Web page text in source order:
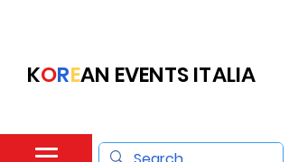
KOREAN EVENTS ITALIA